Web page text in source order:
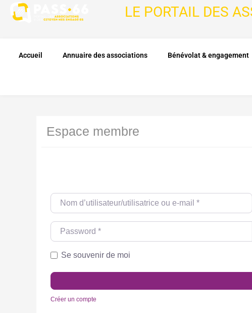
LE PORTAIL DES
Accueil Annuaire des associations Bénévolat & engagement
Espace membre
Nom d’utilisateur/utilisatrice ou e-mail
Password
Se souvenir de moi
Créer un compte